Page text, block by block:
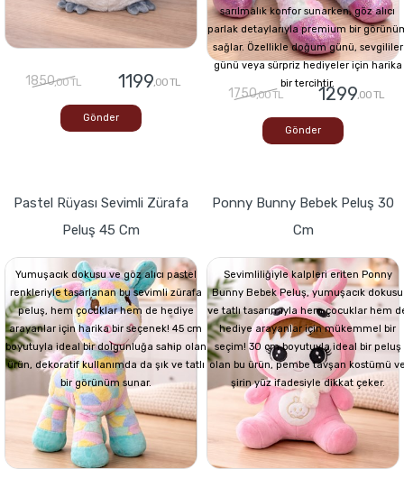
1850,00 TL 1199,00 TL
Gönder
sarılmalık konfor sunarken, göz alıcı
parlak detaylarıyla premium bir
sağlar. Özellikle doğum günü, sevgililer
günü veya sürpriz hediyeler için harika
bir tercihtir.
1750,00 TL 1299,00 TL
Gönder
Pastel Rüyası Sevimli Zürafa
Peluş 45 Cm
Yumuşacık dokusu ve göz alıcı pastel
renkleriyle tasarlanan bu sevimli zürafa
peluş, hem çocuklar hem de hediye
arayanlar için harika bir seçenek! 45 cm
boyutuyla ideal bir dolgunluğa sahip olan
ürün, dekoratif kullanımda da şık ve tatlı
bir görünüm sunar.
Ponny Bunny Bebek Peluş 30
Cm
Sevimliliğiyle kalpleri eriten Ponny
Bunny Bebek Peluş, yumuşacık dokusu
ve tatlı tasarımıyla hem çocuklar hem
hediye arayanlar için mükemmel bir
seçim! 30 cm boyutuyla ideal bir peluş
olan bu ürün, pembe tavşan kostümü
şirin yüz ifadesiyle dikkat çeker.